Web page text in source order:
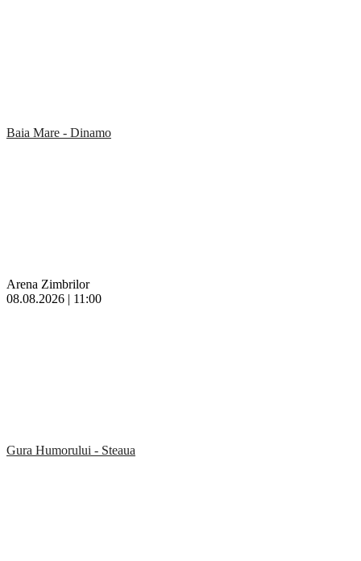
Baia Mare - Dinamo
Arena Zimbrilor
08.08.2026 | 11:00
Gura Humorului - Steaua